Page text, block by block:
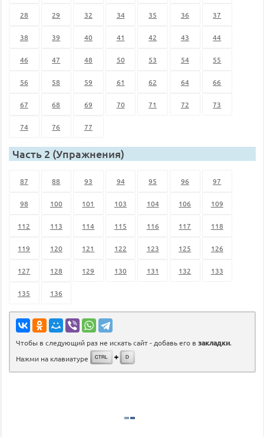
28 29 32 34 35 36 37
38 39 40 41 42 43 44
46 47 48 50 53 54 55
56 58 59 61 62 64 66
67 68 69 70 71 72 73
74 76 77
Часть 2 (Упражнения)
87 88 93 94 95 96 97
98 100 101 103 104 106 109
112 113 114 115 116 117 118
119 120 121 122 123 125 126
127 128 129 130 131 132 133
135 136
Чтобы в следующий раз не искать сайт - добавь его в закладки.
Нажми на клавиатуре